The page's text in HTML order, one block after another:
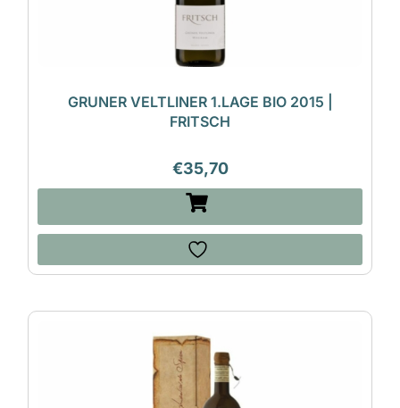
GRUNER VELTLINER 1.LAGE BIO 2015 |
FRITSCH
€35,70